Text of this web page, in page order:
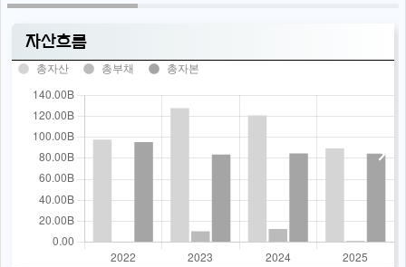
자산흐름
총자산 총부채 총자본